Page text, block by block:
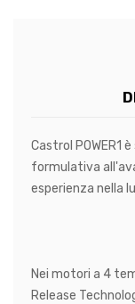
Castrol POWER1
formulativa
esperienza nella
Nei motori a 4
Release